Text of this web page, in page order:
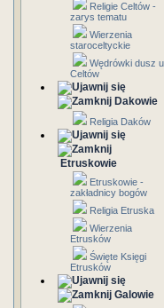
Religie Celtów -
zarys tematu
Wierzenia
staroceltyckie
Wędrówki dusz u
Celtów
Dakowie
Religia Daków
Etruskowie
Etruskowie -
zakładnicy bogów
Religia Etruska
Wierzenia
Etrusków
Święte Księgi
Etrusków
Galowie